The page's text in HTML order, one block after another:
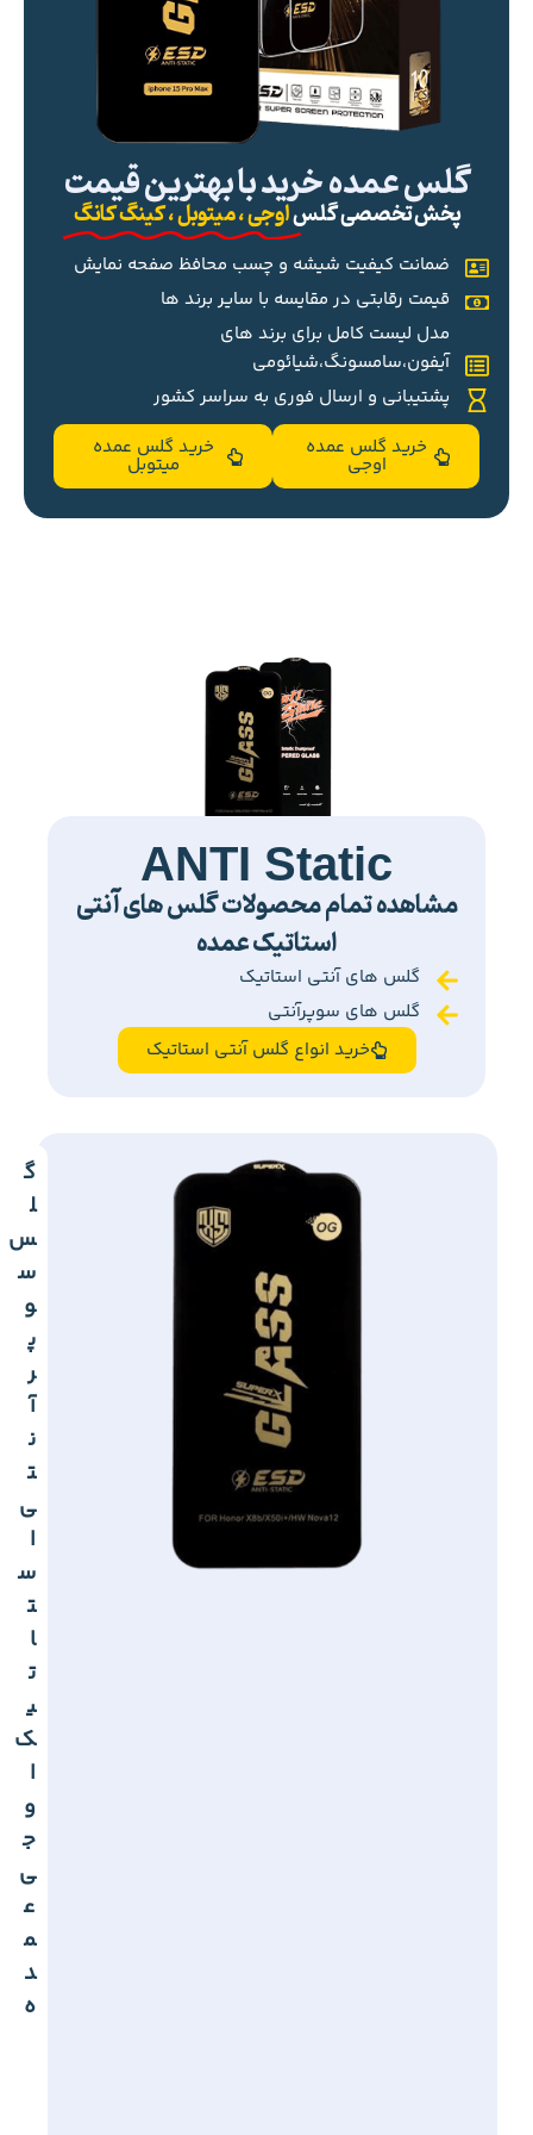
گلس عمده خرید با بهترین قیمت
پخش تخصصی گلساوجی ، میتوبل ، کینگ کانگ
ضمانت کیفیت شیشه و چسب محافظ صفحه نمایش
قیمت رقابتی در مقایسه با سایر برند ها
مدل لیست کامل برای برند های
آیفون،سامسونگ،شیائومی
پشتیبانی و ارسال فوری به سراسر کشور
خرید گلس عمده
اوجی
خرید گلس عمده
میتوبل
ANTI Static
مشاهده تمام محصولات گلس های آنتی
استاتیک عمده
گلس های آنتی استاتیک
گلس های سوپرآنتی
خرید انواع گلس آنتی استاتیک
گ
ل
س
س
و
پ
ر
آ
ن
ت
ی
ا
س
ت
ا
ت
ی
ک
ا
و
ج
ی
ع
م
د
ه